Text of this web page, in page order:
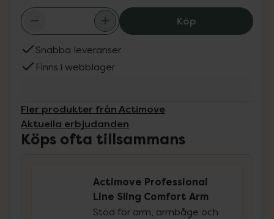
KöpActimove
Snabba leveranser
Finns i webblager
Fler produkter från Actimove
Aktuella erbjudanden
Köps ofta tillsammans
Actimove Professional
Line Sling Comfort Arm
Stöd för arm, armbåge och